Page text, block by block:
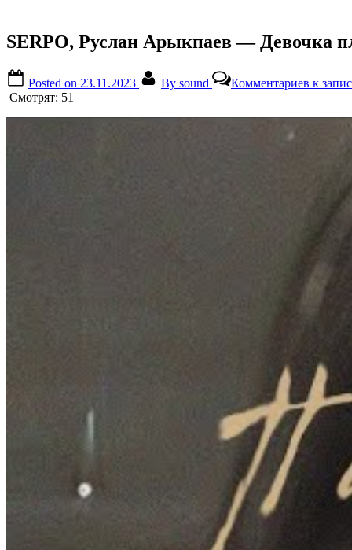
SERPO, Руслан Арыкпаев — Девочка
Posted on 23.11.2023 By sound Комментариев к
Смотрят: 51